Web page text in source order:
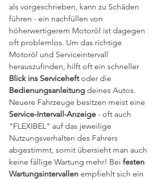
als vorgeschrieben, kann zu Schäden
führen - ein nachfüllen von
höherwertigerem Motoröl ist dagegen
oft problemlos. Um das richtige
Motoröl und Serviceintervall
herauszufinden, hilft oft ein schneller
Blick ins Serviceheft oder die
Bedienungsanleitung deines Autos.
Neuere Fahrzeuge besitzen meist eine
Service-Intervall-Anzeige - oft auch
"FLEXIBEL" auf das jeweilige
Nutzungsverhalten des Fahrers
abgestimmt, somit übersieht man auch
keine fällige Wartung mehr! Bei festen
Wartungsintervallen empfiehlt sich ein